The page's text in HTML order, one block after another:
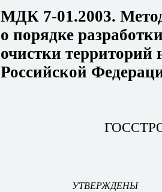
МДК 7-01.2003.
о порядке
очистки территорий
Российской
УТВЕРЖДЕНЫ